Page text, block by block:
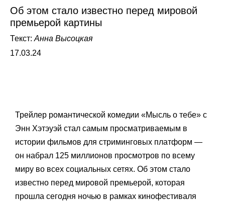
Об этом стало известно перед мировой
премьерой картины
Текст: Анна Высоцкая
17.03.24
Трейлер романтической комедии «Мысль о тебе» с
Энн Хэтэуэй стал самым просматриваемым в
истории фильмов для стриминговых платформ —
он набрал 125 миллионов просмотров по всему
миру во всех социальных сетях. Об этом стало
известно перед мировой премьерой, которая
прошла сегодня ночью в рамках кинофестиваля